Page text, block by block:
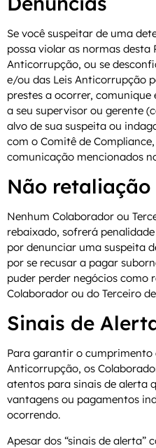
Se você suspeitar de uma
possa violar as normas desta
Anticorrupção, ou se
e/ou das Leis Anticorrupção
prestes a ocorrer,
a seu supervisor ou gerente
alvo de sua suspeita ou
com o Comitê de
comunicação mencionados
Não retaliação
Nenhum Colaborador ou
rebaixado, sofrerá
por denunciar uma suspeita
por se recusar a pagar
puder perder negócios como
Colaborador ou do Terceiro
Sinais de
Para garantir o cumprimento
Anticorrupção, os
atentos para sinais de alerta
vantagens ou pagamentos
ocorrendo.
Apesar dos “sinais de